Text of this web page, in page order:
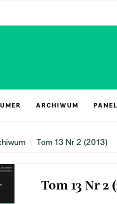
ARCHIWUM
Tom 13 Nr 2 (2013)
Tom 13 Nr 2